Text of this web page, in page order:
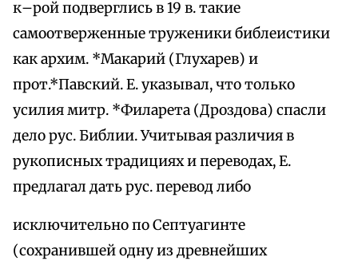
к–рой подверглись в 19 в. такие
самоотверженные труженики библеистики
как архим. *Макарий (Глухарев) и
прот.*Павский. Е. указывал, что только
усилия митр. *Филарета (Дроздова) спасли
дело рус. Библии. Учитывая различия в
рукописных традициях и переводах, Е.
предлагал дать рус. перевод либо
исключительно по Септуагинте
(сохранившей одну из древнейших